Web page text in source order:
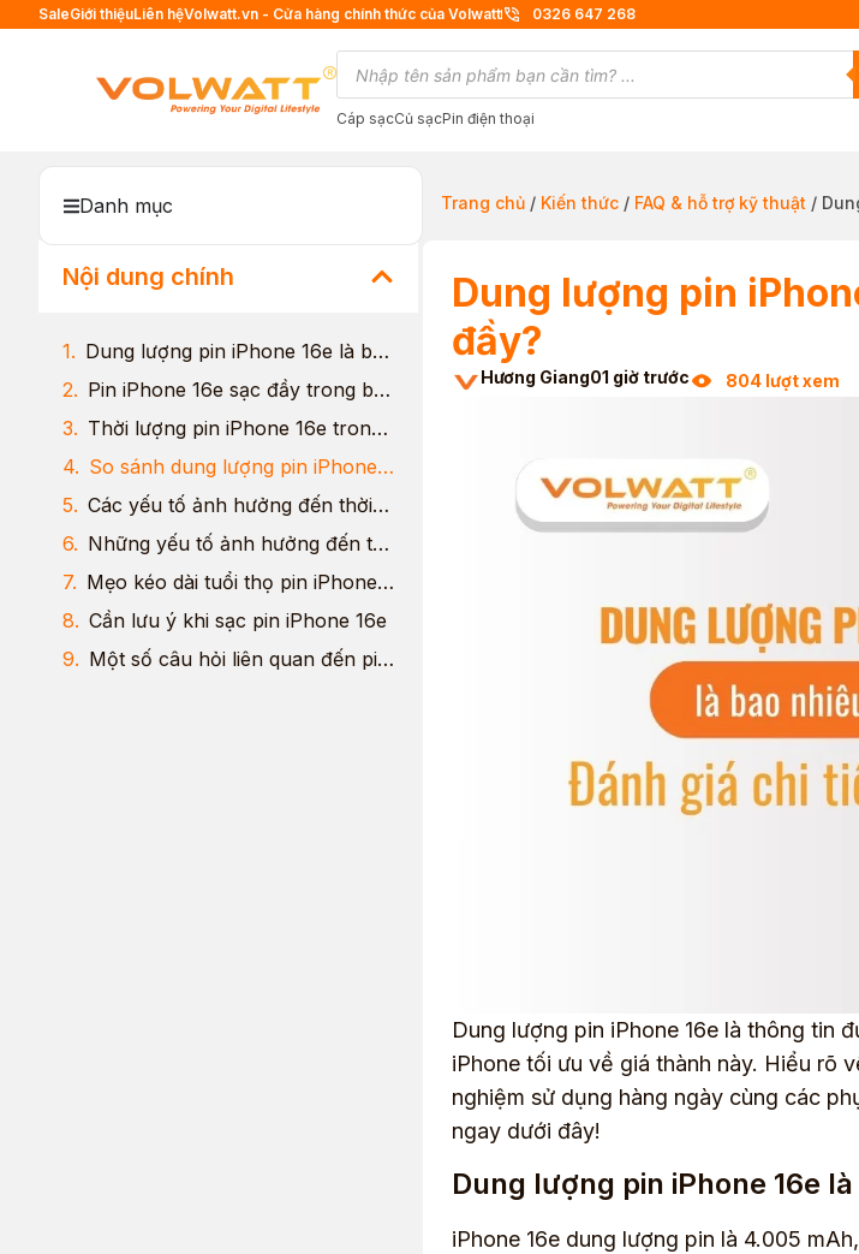
SaleGiới thiệuLiên hệVolwatt.vn - Cửa hàng chính thức của Volwatt 0326 647 268
Cáp sạcCủ sạcPin điện thoại
Danh mục Trang chủ / Kiến thức / FAQ & hỗ trợ kỹ thuật /
Nội dung chính
Dung lượng pin iPhone 16e là bao nhiêu?
Pin iPhone 16e sạc đầy trong bao lâu?
Thời lượng pin iPhone 16e trong thực tế
So sánh dung lượng pin iPhone 16e với các mẫu iPhone khác
Các yếu tố ảnh hưởng đến thời lượng pin
Những yếu tố ảnh hưởng đến thời gian sạc pin iPhone 16e
Mẹo kéo dài tuổi thọ pin iPhone 16e
Cần lưu ý khi sạc pin iPhone 16e
Một số câu hỏi liên quan đến pin iPhone 16e
Dung lượng pin
đầy?
Hương Giang01 giờ trước 804 lượt xem
Dung lượng pin iPhone 16e là thông tin
iPhone tối ưu về giá thành này. Hiểu rõ
nghiệm sử dụng hàng ngày cùng các
ngay dưới đây!
Dung lượng pin iPhone 16e
iPhone 16e dung lượng pin là 4.005